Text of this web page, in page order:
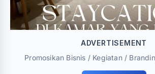
ADVERTISEMENT
Promosikan Bisnis / Kegiatan /